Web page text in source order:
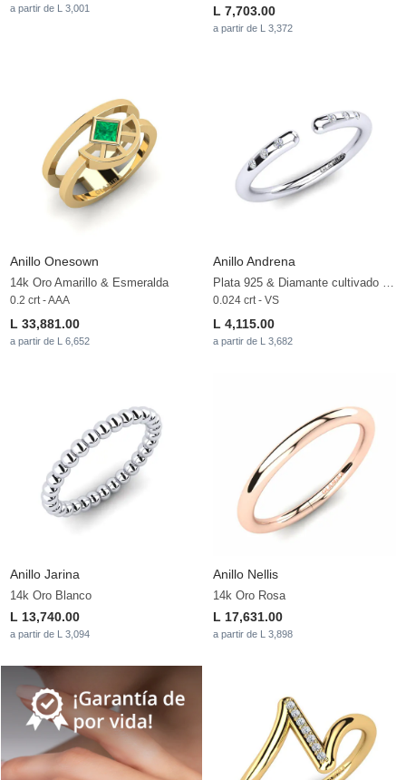
a partir de L 3,001 L 7,703.00
a partir de L 3,372
Anillo Onesown
14k Oro Amarillo & Esmeralda
0.2 crt - AAA
L 33,881.00
a partir de L 6,652
Anillo Andrena
Plata 925 & Diamante cultivado en laboratorio
0.024 crt - VS
L 4,115.00
a partir de L 3,682
Anillo Jarina
14k Oro Blanco
L 13,740.00
a partir de L 3,094
Anillo Nellis
14k Oro Rosa
L 17,631.00
a partir de L 3,898